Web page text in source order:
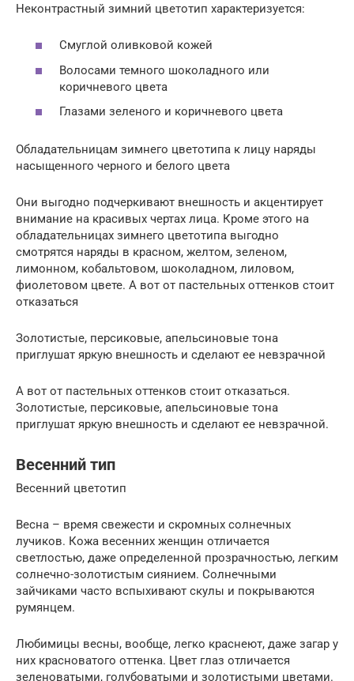
Неконтрастный зимний цветотип характеризуется:
Смуглой оливковой кожей
Волосами темного шоколадного или
коричневого цвета
Глазами зеленого и коричневого цвета
Обладательницам зимнего цветотипа к лицу наряды
насыщенного черного и белого цвета
Они выгодно подчеркивают внешность и акцентирует
внимание на красивых чертах лица. Кроме этого на
обладательницах зимнего цветотипа выгодно
смотрятся наряды в красном, желтом, зеленом,
лимонном, кобальтовом, шоколадном, лиловом,
фиолетовом цвете. А вот от пастельных оттенков стоит
отказаться
Золотистые, персиковые, апельсиновые тона
приглушат яркую внешность и сделают ее невзрачной
А вот от пастельных оттенков стоит отказаться.
Золотистые, персиковые, апельсиновые тона
приглушат яркую внешность и сделают ее невзрачной.
Весенний тип
Весенний цветотип
Весна – время свежести и скромных солнечных
лучиков. Кожа весенних женщин отличается
светлостью, даже определенной прозрачностью, легким
солнечно-золотистым сиянием. Солнечными
зайчиками часто вспыхивают скулы и покрываются
румянцем.
Любимицы весны, вообще, легко краснеют, даже загар у
них красноватого оттенка. Цвет глаз отличается
зеленоватыми, голубоватыми и золотистыми цветами.